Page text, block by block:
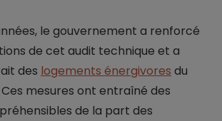
le gouvernement a renforcé
de cet audit technique et a
des logements énergivores du
mesures ont entraîné des
de la part des